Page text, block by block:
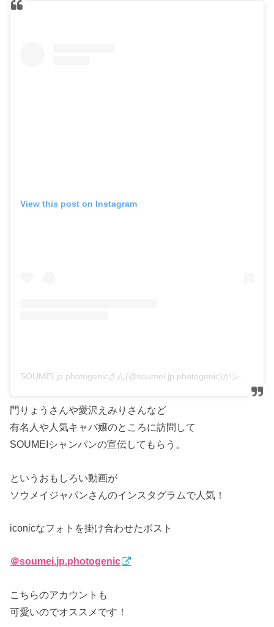
View this post on Instagram
門りょうさんや愛沢えみりさんなど
有名人や人気キャバ嬢のところに訪問して
SOUMEIシャンパンの宣伝してもらう。
というおもしろい動画が
ソウメイジャパンさんのインスタグラムで人気！
iconicなフォトを掛け合わせたポスト
＠soumei.jp.photogenic
こちらのアカウントも
可愛いのでオススメです！